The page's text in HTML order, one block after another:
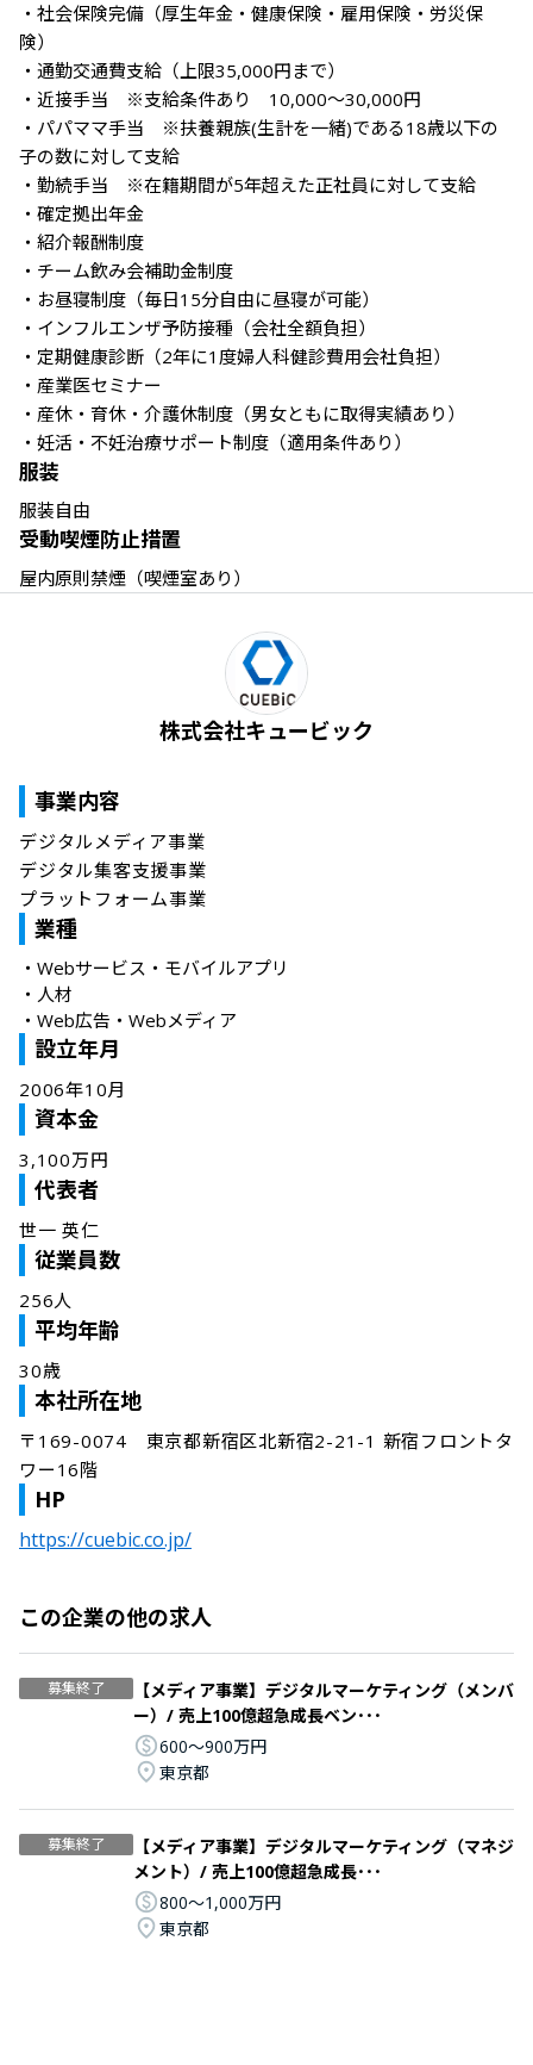
・社会保険完備（厚生年金・健康保険・雇用保険・労災保
険）
・通勤交通費支給（上限35,000円まで）
・近接手当　※支給条件あり　10,000～30,000円
・パパママ手当　※扶養親族(生計を一緒)である18歳以下の
子の数に対して支給
・勤続手当　※在籍期間が5年超えた正社員に対して支給
・確定拠出年金
・紹介報酬制度
・チーム飲み会補助金制度
・お昼寝制度（毎日15分自由に昼寝が可能）
・インフルエンザ予防接種（会社全額負担）
・定期健康診断（2年に1度婦人科健診費用会社負担）
・産業医セミナー
・産休・育休・介護休制度（男女ともに取得実績あり）
・妊活・不妊治療サポート制度（適用条件あり）
服装
服装自由
受動喫煙防止措置
屋内原則禁煙（喫煙室あり）
株式会社キュービック
事業内容
デジタルメディア事業
デジタル集客支援事業
プラットフォーム事業
業種
・ Webサービス・モバイルアプリ
・ 人材
・ Web広告・Webメディア
設立年月
2006年10月
資本金
3,100万円
代表者
世一 英仁
従業員数
256人
平均年齢
30歳
本社所在地
〒169-0074　東京都新宿区北新宿2-21-1 新宿フロントタ
ワー16階
HP
https://cuebic.co.jp/
この企業の他の求人
募集終了
【メディア事業】デジタルマーケティング（メンバ
ー）/ 売上100億超急成長ベン･･･
600〜900万円
東京都
募集終了
【メディア事業】デジタルマーケティング（マネジ
メント）/ 売上100億超急成長･･･
800〜1,000万円
東京都